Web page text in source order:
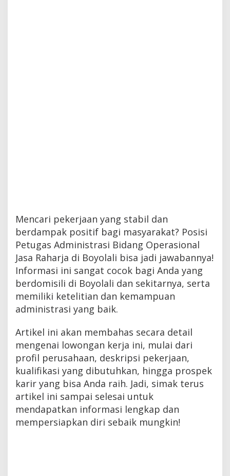
Mencari pekerjaan yang stabil dan
berdampak positif bagi masyarakat? Posisi
Petugas Administrasi Bidang Operasional
Jasa Raharja di Boyolali bisa jadi jawabannya!
Informasi ini sangat cocok bagi Anda yang
berdomisili di Boyolali dan sekitarnya, serta
memiliki ketelitian dan kemampuan
administrasi yang baik.
Artikel ini akan membahas secara detail
mengenai lowongan kerja ini, mulai dari
profil perusahaan, deskripsi pekerjaan,
kualifikasi yang dibutuhkan, hingga prospek
karir yang bisa Anda raih. Jadi, simak terus
artikel ini sampai selesai untuk
mendapatkan informasi lengkap dan
mempersiapkan diri sebaik mungkin!